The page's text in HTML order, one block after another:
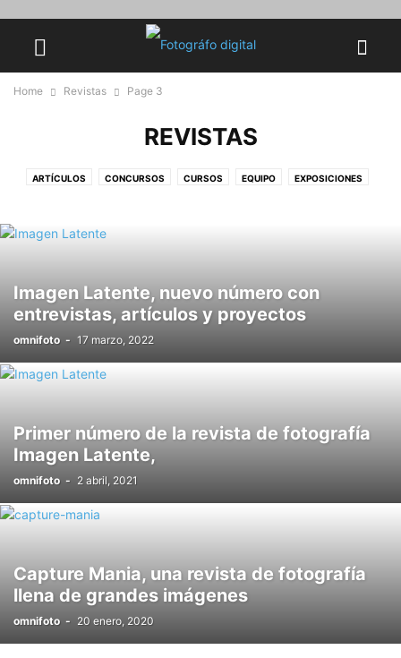
Home Revistas Page 3
REVISTAS
ARTÍCULOS CONCURSOS CURSOS EQUIPO EXPOSICIONES
Imagen Latente, nuevo número con
entrevistas, artículos y proyectos
omnifoto - 17 marzo, 2022
Primer número de la revista de fotografía
Imagen Latente,
omnifoto - 2 abril, 2021
Capture Mania, una revista de fotografía
llena de grandes imágenes
omnifoto - 20 enero, 2020